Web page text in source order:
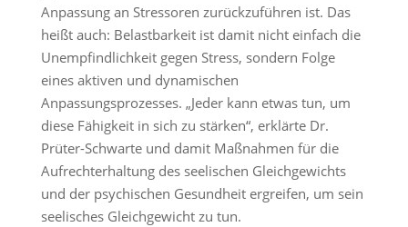
Anpassung an Stressoren zurückzuführen ist. Das
heißt auch: Belastbarkeit ist damit nicht einfach die
Unempfindlichkeit gegen Stress, sondern Folge
eines aktiven und dynamischen
Anpassungsprozesses. „Jeder kann etwas tun, um
diese Fähigkeit in sich zu stärken“, erklärte Dr.
Prüter-Schwarte und damit Maßnahmen für die
Aufrechterhaltung des seelischen Gleichgewichts
und der psychischen Gesundheit ergreifen, um sein
seelisches Gleichgewicht zu tun.